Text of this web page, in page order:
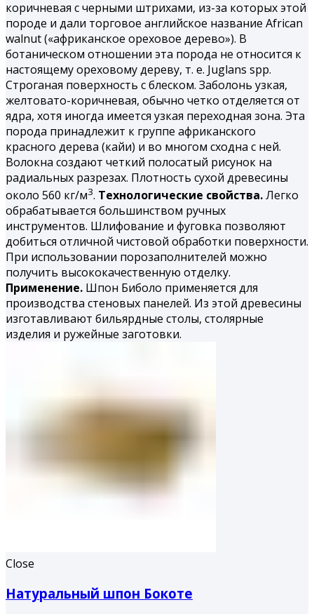
коричневая с черными штрихами, из-за которых этой
породе и дали торговое английское название African
walnut («африканское ореховое дерево»). В
ботаническом отношении эта порода не относится к
настоящему ореховому дереву, т. е. Juglans spp.
Строганая поверхность с блеском. Заболонь узкая,
желтовато-коричневая, обычно четко отделяется от
ядра, хотя иногда имеется узкая переходная зона. Эта
порода принадлежит к группе африканского
красного дерева (кайи) и во многом сходна с ней.
Волокна создают четкий полосатый рисунок на
радиальных разрезах. Плотность сухой древесины
около 560 кг/м3. Технологические свойства.Легко
обрабатывается большинством ручных
инструментов. Шлифование и фуговка позволяют
добиться отличной чистовой обработки поверхности.
При использовании порозаполнителей можно
получить высококачественную отделку.
Применение. Шпон Биболо применяется для
производства стеновых панелей. Из этой древесины
изготавливают бильярдные столы, столярные
изделия и ружейные заготовки.
Close
Натуральный шпон Бокоте